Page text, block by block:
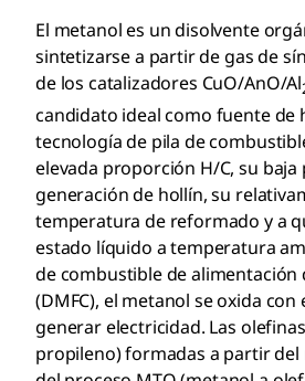
El metanol es un disolvente
sintetizarse a partir de gas de
de los catalizadores CuO/AnO/Al
candidato ideal como fuente de
tecnología de pila de
elevada proporción H/C, su baja
generación de hollín, su
temperatura de reformado y a
estado líquido a temperatura
de combustible de alimentación
(DMFC), el metanol se oxida con
generar electricidad. Las
propileno) formadas a partir del